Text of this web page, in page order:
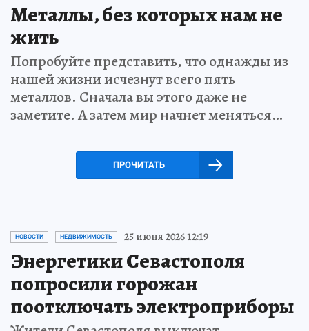
Металлы, без которых нам не
жить
Попробуйте представить, что однажды из
нашей жизни исчезнут всего пять
металлов. Сначала вы этого даже не
заметите. А затем мир начнет меняться…
ПРОЧИТАТЬ
НОВОСТИ НЕДВИЖИМОСТЬ 25 июня 2026 12:19
Энергетики Севастополя
попросили горожан
поотключать электроприборы